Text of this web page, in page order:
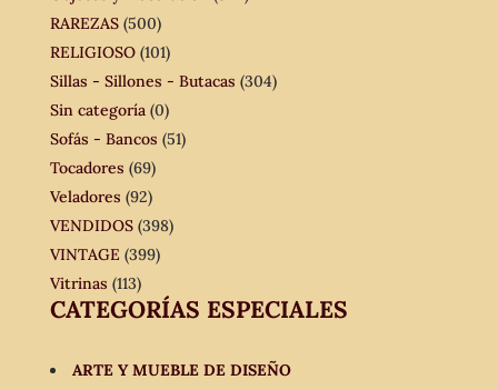
RAREZAS (500)
RELIGIOSO (101)
Sillas - Sillones - Butacas (304)
Sin categoría (0)
Sofás - Bancos (51)
Tocadores (69)
Veladores (92)
VENDIDOS (398)
VINTAGE (399)
Vitrinas (113)
CATEGORÍAS ESPECIALES
ARTE Y MUEBLE DE DISEÑO